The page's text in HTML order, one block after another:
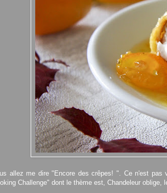
allez me dire "Encore des crêpes! ". Ce n'est pas
Challenge" dont le thème est, Chandeleur oblige,